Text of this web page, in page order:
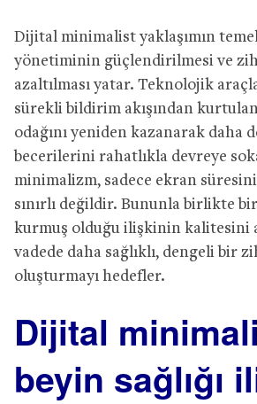
Dijital minimalist yaklaşımın
yönetiminin güçlendirilmesi ve
azaltılması yatar. Teknolojik
sürekli bildirim akışından
odağını yeniden kazanarak daha
becerilerini rahatlıkla devreye
minimalizm, sadece ekran
sınırlı değildir. Bununla birlikte
kurmuş olduğu ilişkinin kalitesini
vadede daha sağlıklı, dengeli bir
oluşturmayı hedefler.
Dijital
beyin sağlığı